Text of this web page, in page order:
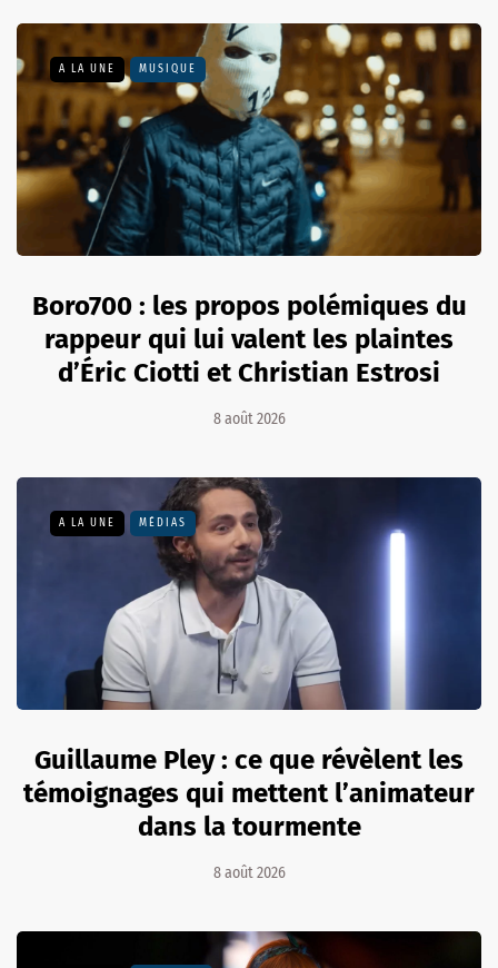
A LA UNE MUSIQUE
Boro700 : les propos polémiques du
rappeur qui lui valent les plaintes
d’Éric Ciotti et Christian Estrosi
8 août 2026
A LA UNE MÉDIAS
Guillaume Pley : ce que révèlent les
témoignages qui mettent l’animateur
dans la tourmente
8 août 2026